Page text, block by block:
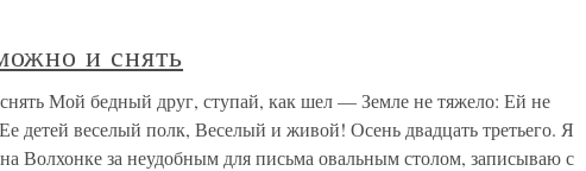
и снять
Мой бедный друг, ступай, как шел — Земле не тяжело: Ей не
детей веселый полк, Веселый и живой! Осень двадцать третьего. Я
Волхонке за неудобным для письма овальным столом, записываю с